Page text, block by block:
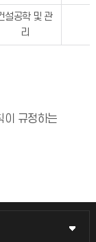
설공학 및 관
리
이 규정하는